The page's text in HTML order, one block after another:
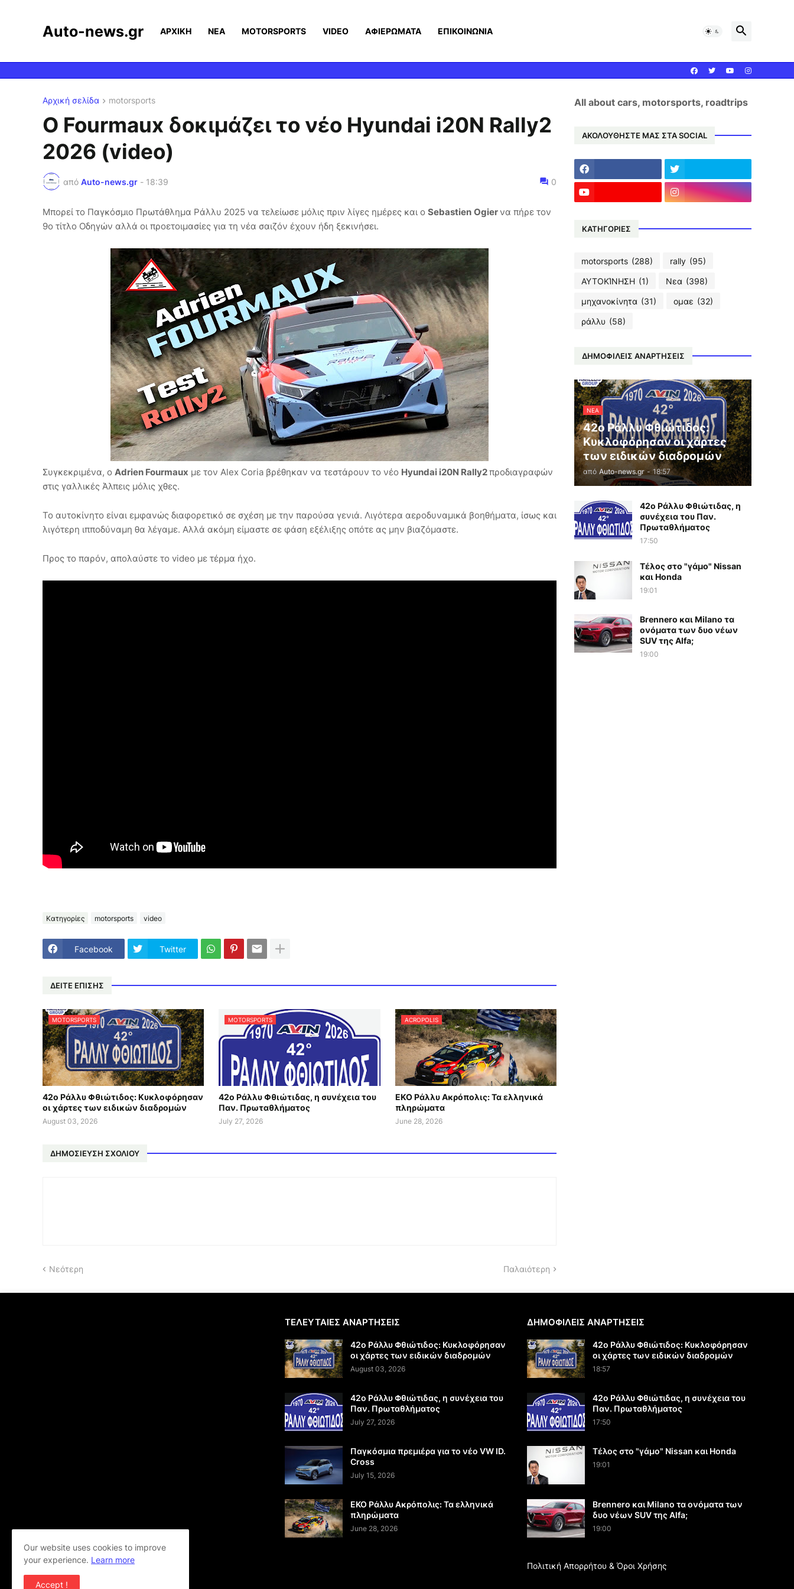
Auto-news.gr ΑΡΧΙΚΗ ΝΕΑ MOTORSPORTS VIDEO ΑΦΙΕΡΩΜΑΤΑ ΕΠΙΚΟΙΝΩΝΙΑ
Αρχική σελίδα motorsports
Ο Fourmaux δοκιμάζει το νέο Hyundai i20N Rally2
2026 (video)
από Auto-news.gr - 18:39 0
Μπορεί το Παγκόσμιο Πρωτάθλημα Ράλλυ 2025 να τελείωσε μόλις πριν λίγες ημέρες και ο Sebastien Ogierνα πήρε τον
9ο τίτλο Οδηγών αλλά οι προετοιμασίες για τη νέα σαιζόν έχουν ήδη ξεκινήσει.
Συγκεκριμένα, ο Adrien Fourmaux με τον Alex Coria βρέθηκαν να τεστάρουν το νέο Hyundai i20N Rally2προδιαγραφών
στις γαλλικές Άλπεις μόλις χθες.
Το αυτοκίνητο είναι εμφανώς διαφορετικό σε σχέση με την παρούσα γενιά. Λιγότερα αεροδυναμικά βοηθήματα, ίσως και
λιγότερη ιπποδύναμη θα λέγαμε. Αλλά ακόμη είμαστε σε φάση εξέλιξης οπότε ας μην βιαζόμαστε.
Προς το παρόν, απολαύστε το video με τέρμα ήχο.
Κατηγορίες motorsports video
Facebook Twitter
ΔΕΙΤΕ ΕΠΙΣΗΣ
MOTORSPORTS
42ο Ράλλυ Φθιώτιδος: Κυκλοφόρησαν
οι χάρτες των ειδικών διαδρομών
August 03, 2026
MOTORSPORTS
42ο Ράλλυ Φθιώτιδας, η συνέχεια του
Παν. Πρωταθλήματος
July 27, 2026
ACROPOLIS
EKO Ράλλυ Ακρόπολις: Τα ελληνικά
πληρώματα
June 28, 2026
ΔΗΜΟΣΊΕΥΣΗ ΣΧΟΛΊΟΥ
Νεότερη Παλαιότερη
All about cars, motorsports, roadtrips
ΑΚΟΛΟΥΘΗΣΤΕ ΜΑΣ ΣΤΑ SOCIAL
ΚΑΤΗΓΟΡΙΕΣ
motorsports (288) rally (95)
ΑΥΤΟΚΊΝΗΣΗ (1) Νεα (398)
μηχανοκίνητα (31) ομαε (32)
ράλλυ (58)
ΔΗΜΟΦΙΛΕΙΣ ΑΝΑΡΤΗΣΕΙΣ
ΝΕΑ
42ο Ράλλυ Φθιώτιδος:
Κυκλοφόρησαν οι χάρτες
των ειδικών διαδρομών
από Auto-news.gr - 18:57
42ο Ράλλυ Φθιώτιδας, η
συνέχεια του Παν.
Πρωταθλήματος
17:50
Τέλος στο "γάμο" Nissan
και Honda
19:01
Brennero και Milano τα
ονόματα των δυο νέων
SUV της Alfa;
19:00
ΤΕΛΕΥΤΑΙΕΣ ΑΝΑΡΤΗΣΕΙΣ
42ο Ράλλυ Φθιώτιδος: Κυκλοφόρησαν
οι χάρτες των ειδικών διαδρομών
August 03, 2026
42ο Ράλλυ Φθιώτιδας, η συνέχεια του
Παν. Πρωταθλήματος
July 27, 2026
Παγκόσμια πρεμιέρα για το νέο VW ID.
Cross
July 15, 2026
EKO Ράλλυ Ακρόπολις: Τα ελληνικά
πληρώματα
June 28, 2026
ΔΗΜΟΦΙΛΕΙΣ ΑΝΑΡΤΗΣΕΙΣ
42ο Ράλλυ Φθιώτιδος: Κυκλοφόρησαν
οι χάρτες των ειδικών διαδρομών
18:57
42ο Ράλλυ Φθιώτιδας, η συνέχεια του
Παν. Πρωταθλήματος
17:50
Τέλος στο "γάμο" Nissan και Honda
19:01
Brennero και Milano τα ονόματα των
δυο νέων SUV της Alfa;
19:00
Πολιτική Απορρήτου & Όροι Χρήσης
Our website uses cookies to improve
your experience. Learn more
Accept !